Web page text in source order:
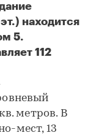
находится
5.
112
метров. В
мест, 13